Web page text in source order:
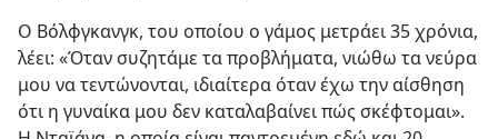
Ο Βόλφγκανγκ, του οποίου ο γάμος μετράει 35 χρόνια,
λέει: «Όταν συζητάμε τα προβλήματα, νιώθω τα νεύρα
μου να τεντώνονται, ιδιαίτερα όταν έχω την αίσθηση
ότι η γυναίκα μου δεν καταλαβαίνει πώς σκέφτομαι».